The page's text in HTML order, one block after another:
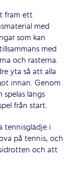
fram ett
med
som kan
med
och rasterna.
yta så att alla
innan. Genom
längs
från start.
tennisglädje i
på tennis, och
och att